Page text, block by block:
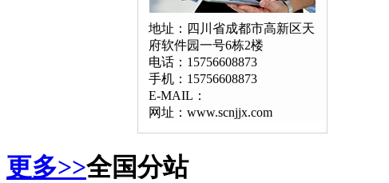
地址：四川省成都市高新区天
府软件园一号6栋2楼
电话：15756608873
手机：15756608873
E-MAIL：
网址：www.scnjjx.com
更多>>全国分站